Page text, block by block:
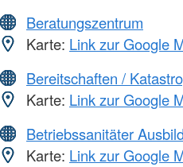
Beratungszentrum
Karte: Link zur Google
Bereitschaften /
Karte: Link zur Google
Betriebssanitäter
Karte: Link zur Google